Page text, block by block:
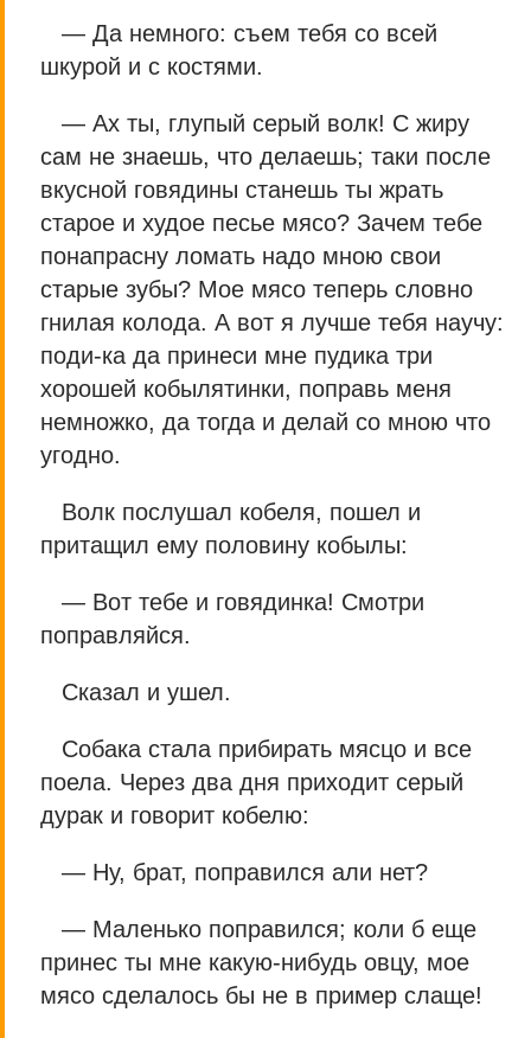
— Да немного: съем тебя со всей
шкурой и с костями.
— Ах ты, глупый серый волк! С жиру
сам не знаешь, что делаешь; таки после
вкусной говядины станешь ты жрать
старое и худое песье мясо? Зачем тебе
понапрасну ломать надо мною свои
старые зубы? Мое мясо теперь словно
гнилая колода. А вот я лучше тебя научу:
поди-ка да принеси мне пудика три
хорошей кобылятинки, поправь меня
немножко, да тогда и делай со мною что
угодно.
Волк послушал кобеля, пошел и
притащил ему половину кобылы:
— Вот тебе и говядинка! Смотри
поправляйся.
Сказал и ушел.
Собака стала прибирать мясцо и все
поела. Через два дня приходит серый
дурак и говорит кобелю:
— Ну, брат, поправился али нет?
— Маленько поправился; коли б еще
принес ты мне какую-нибудь овцу, мое
мясо сделалось бы не в пример слаще!